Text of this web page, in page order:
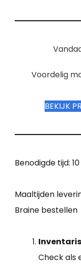
Voordelig
BEKIJK
Benodigde tijd:
Maaltijden
Braine bestellen
Check als